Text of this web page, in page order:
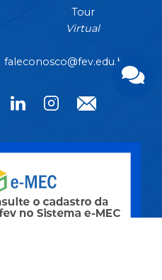
Tour
Virtual
faleconosco@fev.edu.br